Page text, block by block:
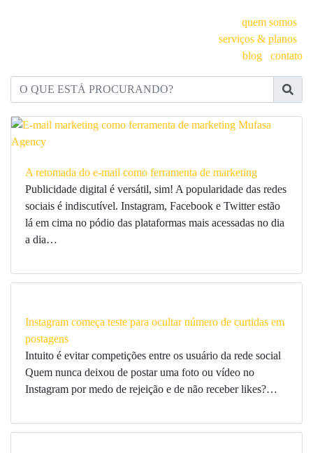
quem somos
serviços & planos
blog
contato
O QUE ESTÁ PROCURANDO?
A retomada do e-mail como ferramenta de marketing
Publicidade digital é versátil, sim! A popularidade das redes
sociais é indiscutível. Instagram, Facebook e Twitter estão
lá em cima no pódio das plataformas mais acessadas no dia
a dia…
Instagram começa teste para ocultar número de curtidas em
postagens
Intuito é evitar competições entre os usuário da rede social
Quem nunca deixou de postar uma foto ou vídeo no
Instagram por medo de rejeição e de não receber likes?…